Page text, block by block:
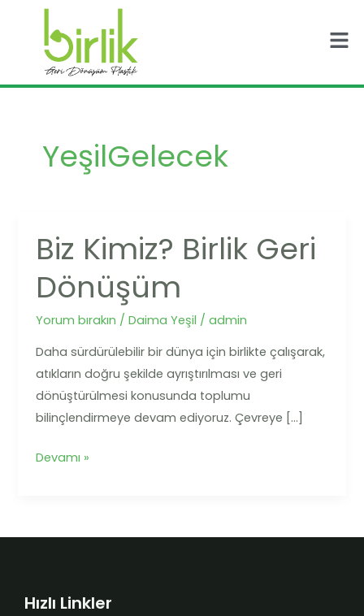
YeşilGelecek
Biz Kimiz? Birlik Geri
Dönüşüm
Yorum bırakın /Daima Yeşil /admin
Daha sürdürülebilir bir dünya için birlikte çalışarak,
atıkların doğru şekilde ayrıştırılması ve geri
dönüştürülmesi konusunda toplumu
bilinçlendirmeye devam ediyoruz. Çevreye […]
Biz
Kimiz?
Birlik
Dönüşüm
Devamı »
Hızlı Linkler